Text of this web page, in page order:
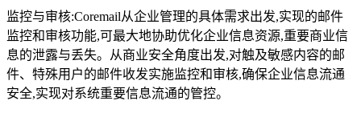
监控与审核:Coremail从企业管理的具体需求出发,实现的邮件
监控和审核功能,可最大地协助优化企业信息资源,重要商业信
息的泄露与丢失。从商业安全角度出发,对触及敏感内容的邮
件、特殊用户的邮件收发实施监控和审核,确保企业信息流通
安全,实现对系统重要信息流通的管控。